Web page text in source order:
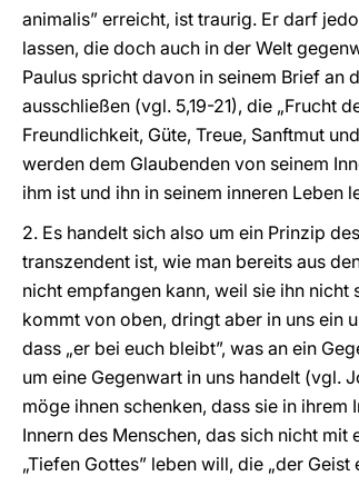
animalis” erreicht, ist traurig. Er darf
lassen, die doch auch in der Welt
Paulus spricht davon in seinem Brief an
ausschließen (vgl. 5,19-21), die „Frucht
Freundlichkeit, Güte, Treue, Sanftmut
werden dem Glaubenden von seinem
ihm ist und ihn in seinem inneren Leben
2. Es handelt sich also um ein Prinzip
transzendent ist, wie man bereits aus
nicht empfangen kann, weil sie ihn nicht
kommt von oben, dringt aber in uns ein
dass „er bei euch bleibt”, was an ein
um eine Gegenwart in uns handelt (vgl.
möge ihnen schenken, dass sie in ihrem
Innern des Menschen, das sich nicht
„Tiefen Gottes” leben will, die „der Geist